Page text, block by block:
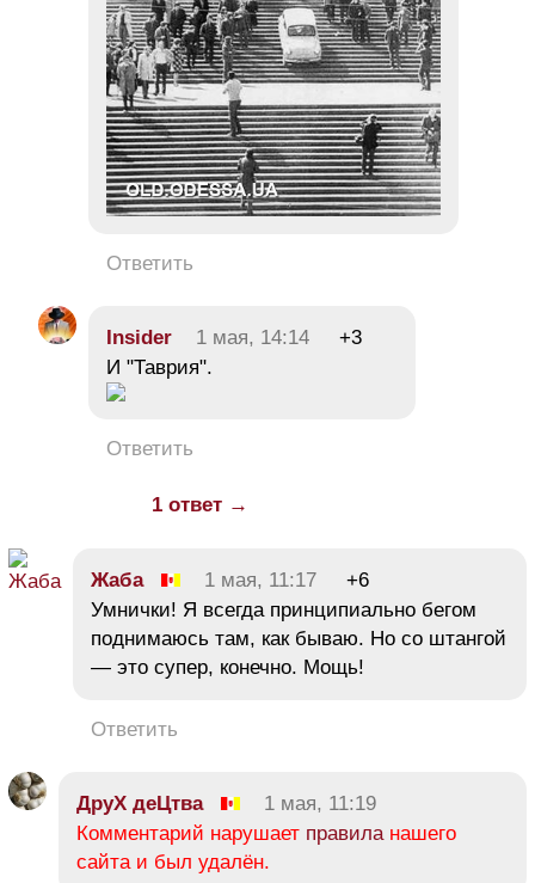
Ответить
Insider 1 мая, 14:14
+3
И "Таврия".
Ответить
1 ответ →
Жаба 1 мая, 11:17
+6
Умнички! Я всегда принципиально бегом
поднимаюсь там, как бываю. Но со штангой
— это супер, конечно. Мощь!
Ответить
ДруХ деЦтва
1 мая, 11:19
Комментарий нарушает правиланашего
сайта и был удалён.